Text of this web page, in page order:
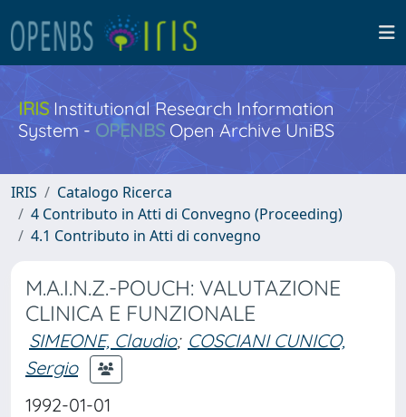
IRISInstitutional Research Information
System - OPENBS Open Archive UniBS
IRIS
Catalogo Ricerca
4 Contributo in Atti di Convegno (Proceeding)
4.1 Contributo in Atti di convegno
M.A.I.N.Z.-POUCH: VALUTAZIONE
CLINICA E FUNZIONALE
SIMEONE, Claudio; COSCIANI CUNICO,
Sergio
1992-01-01